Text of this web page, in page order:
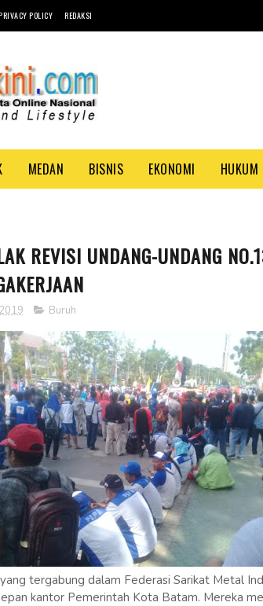
POLICY REDAKSI
MEDAN BISNIS EKONOMI HUKUM
REVISI UNDANG-UNDANG
Buruh
tergabung dalam Federasi Sarikat Metal
kantor Pemerintah Kota Batam. Mereka